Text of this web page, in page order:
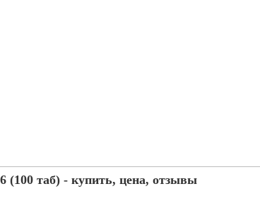
(100 таб) - купить, цена, отзывы